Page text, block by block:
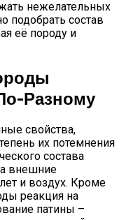
нежелательных
подобрать состав
её породу и
Разному
свойства,
их потемнения
состава
внешние
и воздух. Кроме
реакция на
патины –